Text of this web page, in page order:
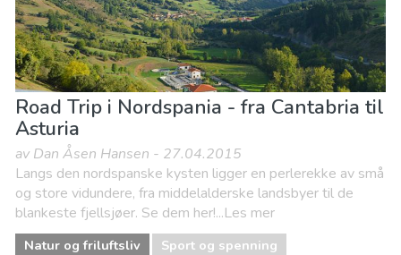
Road Trip i Nordspania - fra Cantabria til
Asturia
av Dan Åsen Hansen - 27.04.2015
Langs den nordspanske kysten ligger en perlerekke av små
og store vidundere, fra middelalderske landsbyer til de
blankeste fjellsjøer. Se dem her!...Les mer
Natur og friluftsliv Sport og spenning